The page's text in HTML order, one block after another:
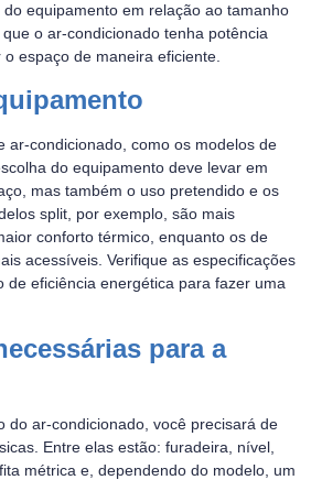
equipamento em relação ao tamanho
o ar-condicionado tenha potência
espaço de maneira eficiente.
ar-condicionado, como os modelos de
do equipamento deve levar em
mas também o uso pretendido e os
split, por exemplo, são mais
conforto térmico, enquanto os de
acessíveis. Verifique as especificações
de eficiência energética para fazer uma
para a
do ar-condicionado, você precisará de
Entre elas estão: furadeira, nível,
métrica e, dependendo do modelo, um